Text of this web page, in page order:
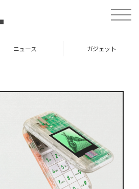
toggle
ニュース ガジェット